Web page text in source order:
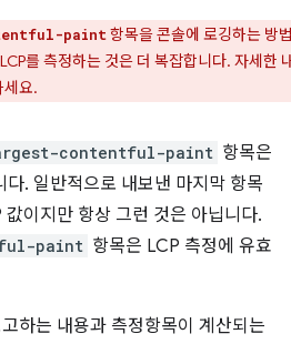
paint 항목을 콘솔에 로깅하는 방
를 측정하는 것은 더 복잡합니다. 자세한
세요.
contentful-paint 항목은
. 일반적으로 내보낸 마지막 항목
값이지만 항상 그런 것은 아닙니다.
paint 항목은 LCP 측정에 유효
하는 내용과 측정항목이 계산되는